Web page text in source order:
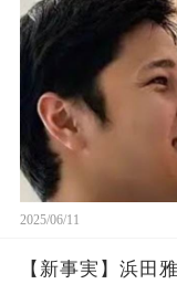
2025/06/11
【新事実】浜田